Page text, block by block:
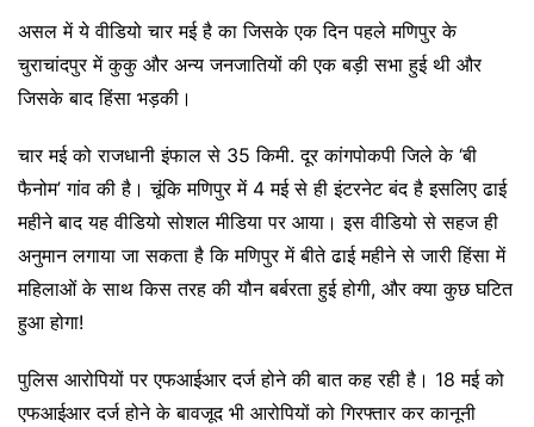
असल में ये वीडियो चार मई है का जिसके एक दिन पहले मणिपुर के
चुराचांदपुर में कुकु और अन्य जनजातियों की एक बड़ी सभा हुई थी और
जिसके बाद हिंसा भड़की।
चार मई को राजधानी इंफाल से 35 किमी. दूर कांगपोकपी जिले के ‘बी
फैनोम’ गांव की है। चूंकि मणिपुर में 4 मई से ही इंटरनेट बंद है इसलिए ढाई
महीने बाद यह वीडियो सोशल मीडिया पर आया। इस वीडियो से सहज ही
अनुमान लगाया जा सकता है कि मणिपुर में बीते ढाई महीने से जारी हिंसा में
महिलाओं के साथ किस तरह की यौन बर्बरता हुई होगी, और क्या कुछ घटित
हुआ होगा!
पुलिस आरोपियों पर एफआईआर दर्ज होने की बात कह रही है। 18 मई को
एफआईआर दर्ज होने के बावजूद भी आरोपियों को गिरफ्तार कर कानूनी